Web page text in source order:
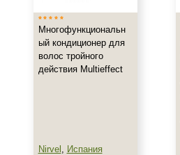
250 мл
Показать еще
Ингредиенты
Многофункциональн
ый кондиционер для
волос тройного
действия Multieffect
Nirvel , Испания